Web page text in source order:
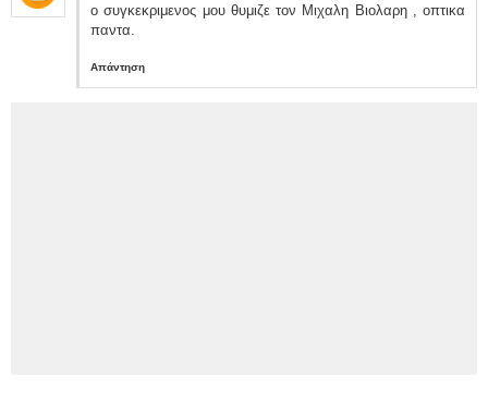
ο συγκεκριμενος μου θυμιζε τον Μιχαλη Βιολαρη , οπτικα
παντα.
Απάντηση